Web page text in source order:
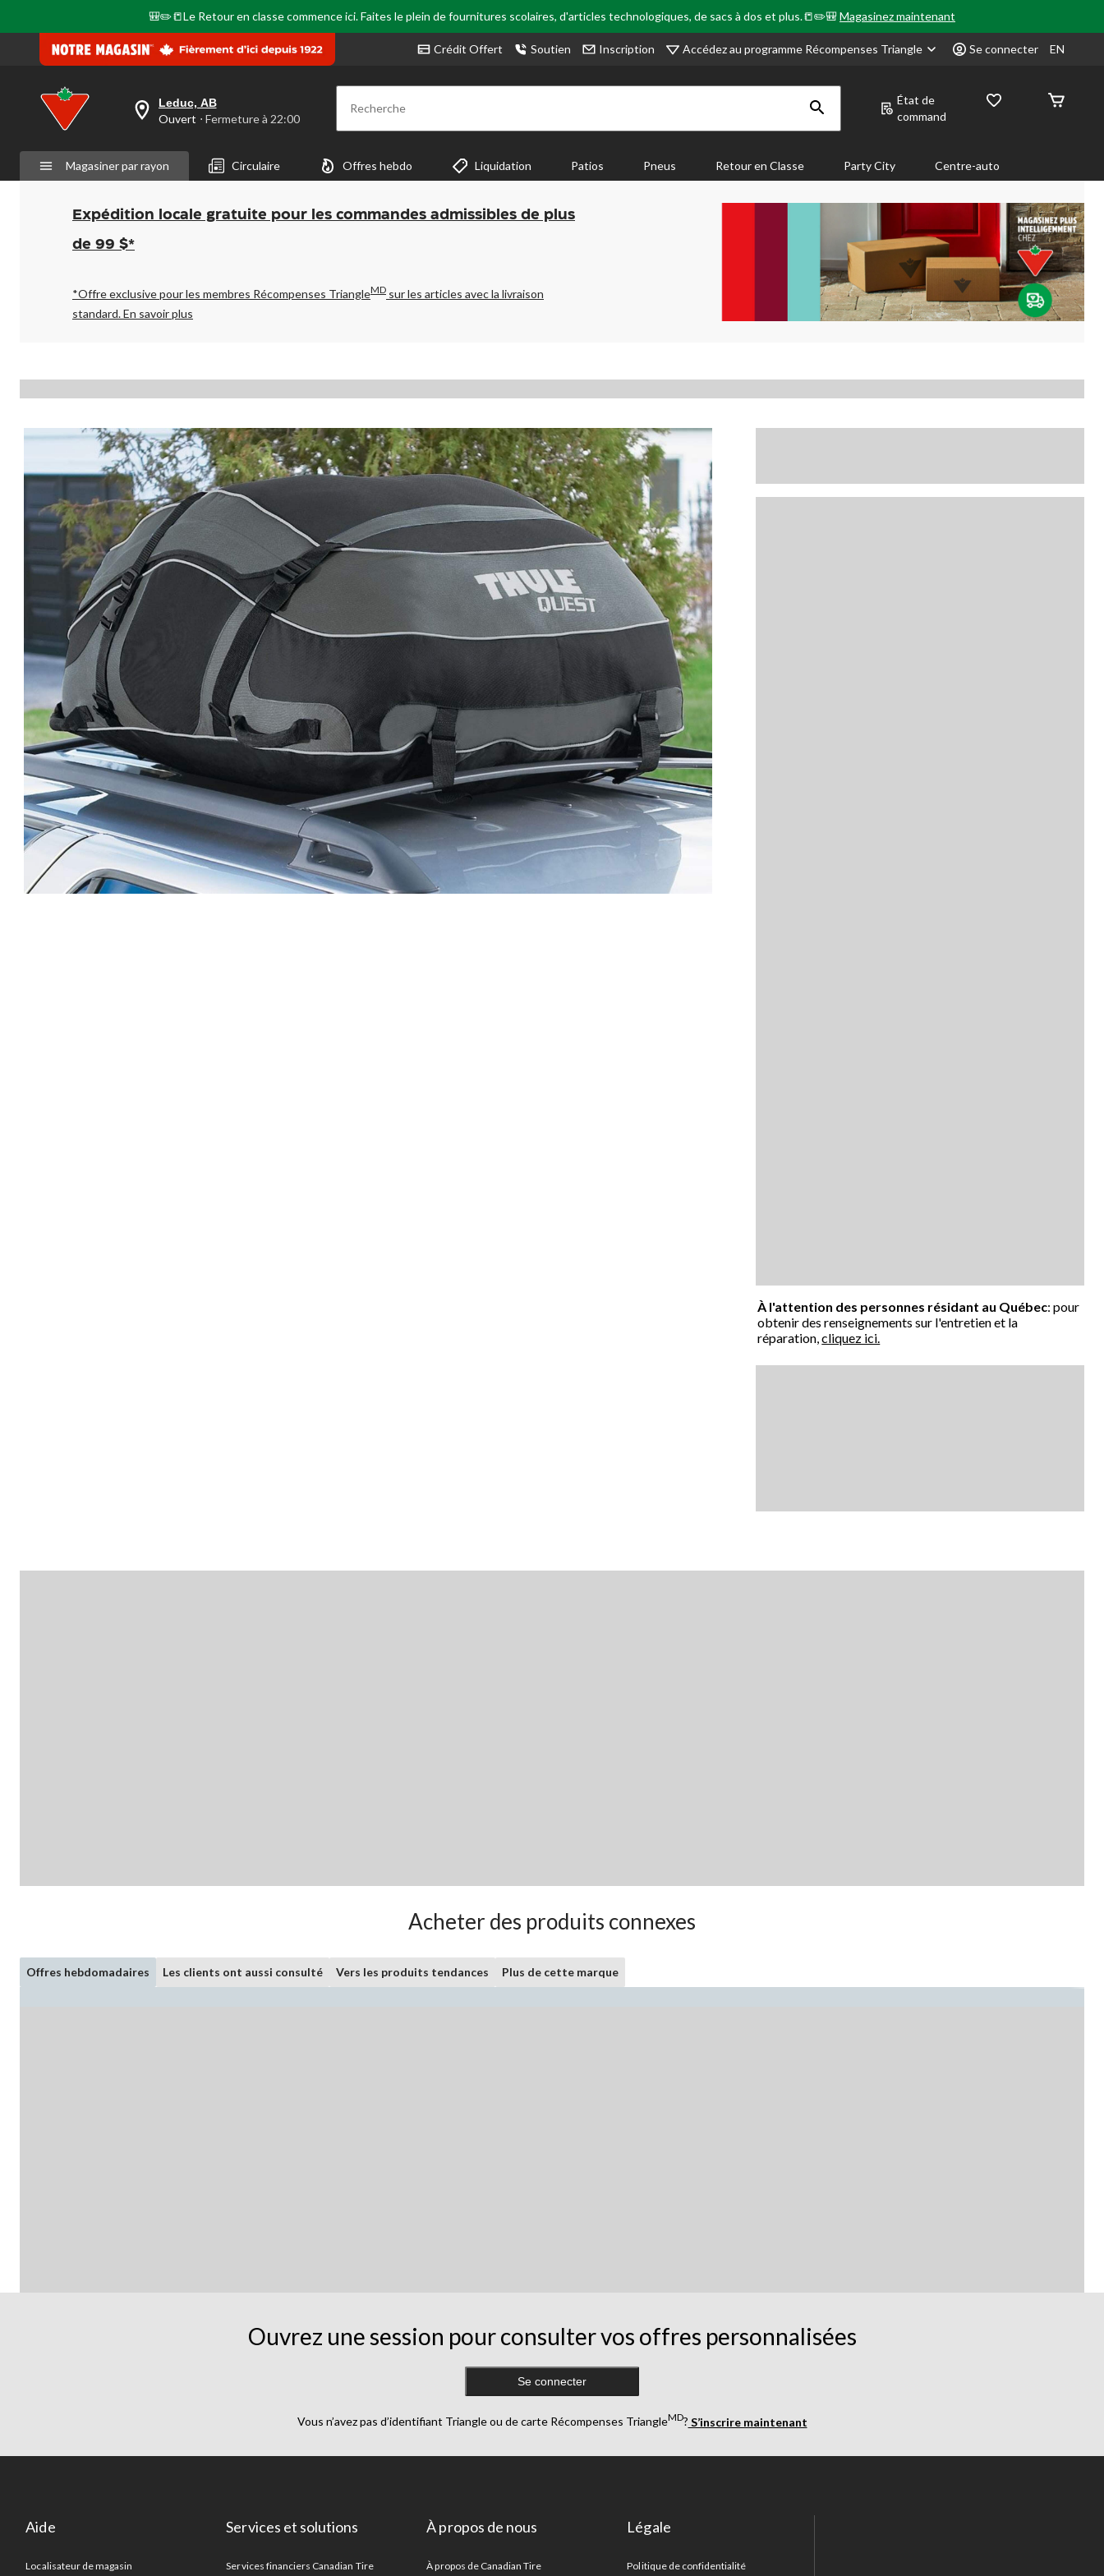
🎒✏️📒Le Retour en classe commence ici. Faites le plein de fournitures scolaires, d'articles technologiques, de sacs à dos et plus.📒✏️🎒Magasinez maintenant
Crédit Offert Soutien Inscription Accédez au programme Récompenses Triangle Se connecter EN
votre
est
Leduc,
AB,
Ouvert,
Fermeture
à
pour
changer
Leduc, AB
Ouvert ⋅ Fermeture à 22:00 Recherche
État de
command
Magasiner par rayon Circulaire Offres hebdo Liquidation Patios Pneus Retour en Classe Party City Centre-auto
Expédition locale gratuite pour les commandes admissibles de plus
de 99 $*
*Offre exclusive pour les membres Récompenses TriangleMD sur les articles avec la livraison
standard.En savoir plus
À l'attention des personnes résidant au Québec: pour
obtenir des renseignements sur l'entretien et la
réparation,cliquez ici.
Acheter des produits connexes
Offres hebdomadaires Les clients ont aussi consulté Vers les produits tendances Plus de cette marque
Ouvrez une session pour consulter vos offres personnalisées
Se connecter
Vous n’avez pas d’identifiant Triangle ou de carte Récompenses TriangleMD? S’inscrire maintenant
Aide
Localisateur de magasin
Services et solutions
Services financiers Canadian Tire
À propos de nous
À propos de Canadian Tire
Légale
Politique de confidentialité